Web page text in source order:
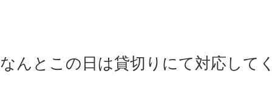
なんとこの日は貸切りにて対応して